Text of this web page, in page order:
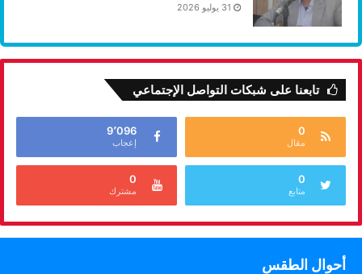
31 يوليو 2026
تابعنا على شبكات التواصل الإجتماعي
0
مقال
9٬096
إعجاب
0
متابع
0
مشترك
أحوال الطقس